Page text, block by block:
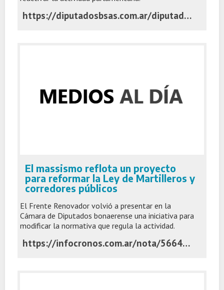
https://diputadosbsas.com.ar/diputados-mundial-argentina-sesion-ordinaria/
El massismo reflota un proyecto
para reformar la Ley de Martilleros y
corredores públicos
El Frente Renovador volvió a presentar en la
Cámara de Diputados bonaerense una iniciativa para
modificar la normativa que regula la actividad.
https://infocronos.com.ar/nota/56646/el-massismo-reflota-un-proyecto-para-reformar-la-ley-de-martilleros-y-corredores-publicos/